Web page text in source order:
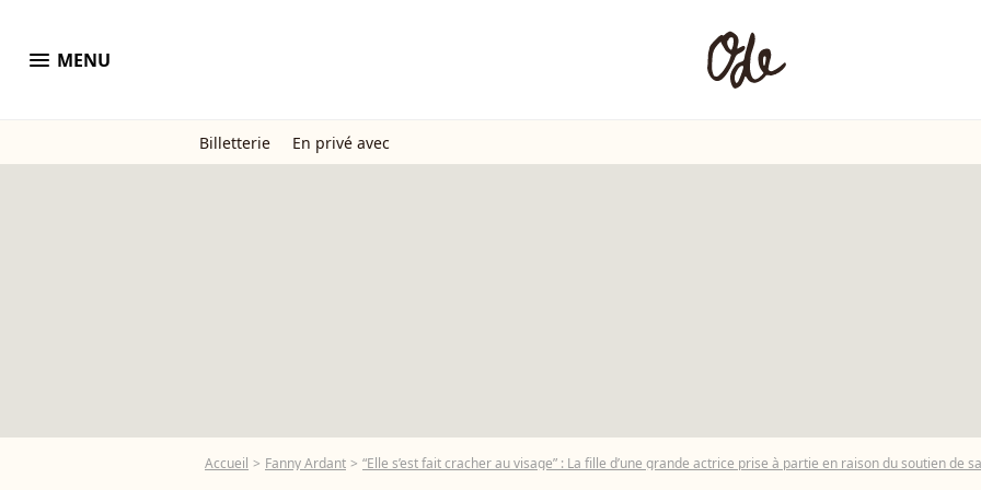
menu MENU
Billetterie En privé avec
Accueil Fanny Ardant “Elle s’est fait cracher au visage” : La fille d’une grande actrice prise à partie en raison du soutien de